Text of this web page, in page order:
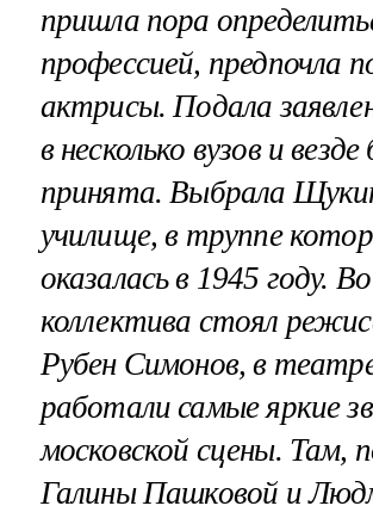
пришла пора
профессией, предпочла
актрисы. Подала
в несколько вузов и
принята. Выбрала
училище, в труппе
оказалась в 1945 году.
коллектива стоял
Рубен Симонов, в
работали самые яркие
московской сцены. Там,
Галины Пашковой и